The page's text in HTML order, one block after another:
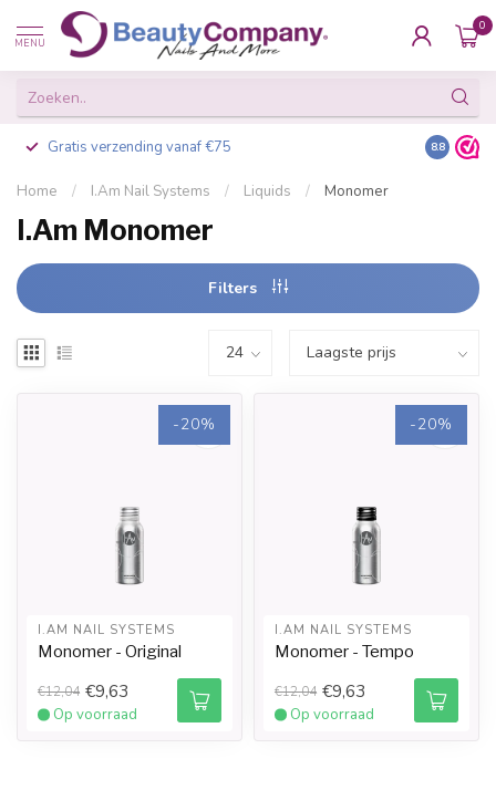
MENU
0
Gratis verzending vanaf €75 Besteld
8.8
Home / I.Am Nail Systems / Liquids / Monomer
I.Am Monomer
Filters
-20%
I.AM NAIL SYSTEMS
Monomer - Original
€12,04 €9,63
Op voorraad
-20%
I.AM NAIL SYSTEMS
Monomer - Tempo
€12,04 €9,63
Op voorraad